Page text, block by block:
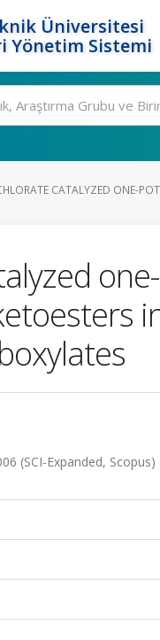
Üniversitesi
Yönetim Sistemi
CATALYZED ONE-
(SCI-Expanded, Scopus)